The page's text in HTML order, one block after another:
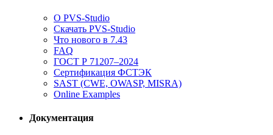
О PVS-Studio
Скачать PVS-Studio
Что нового в 7.43
FAQ
ГОСТ Р 71207–2024
Сертификация ФСТЭК
SAST (CWE, OWASP, MISRA)
Online Examples
Документация